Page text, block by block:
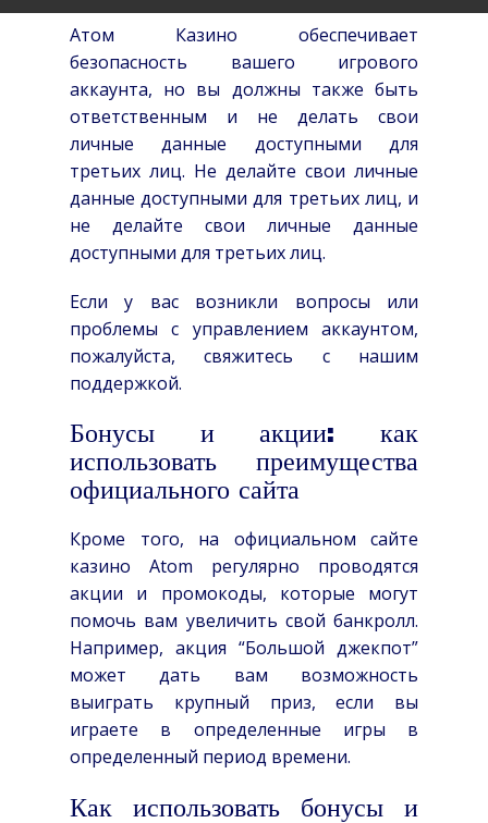
Атом Казино обеспечивает
безопасность вашего игрового
аккаунта, но вы должны также быть
ответственным и не делать свои
личные данные доступными для
третьих лиц. Не делайте свои личные
данные доступными для третьих лиц, и
не делайте свои личные данные
доступными для третьих лиц.
Если у вас возникли вопросы или
проблемы с управлением аккаунтом,
пожалуйста, свяжитесь с нашим
поддержкой.
Бонусы и акции: как
использовать преимущества
официального сайта
Кроме того, на официальном сайте
казино Atom регулярно проводятся
акции и промокоды, которые могут
помочь вам увеличить свой банкролл.
Например, акция “Большой джекпот”
может дать вам возможность
выиграть крупный приз, если вы
играете в определенные игры в
определенный период времени.
Как использовать бонусы и